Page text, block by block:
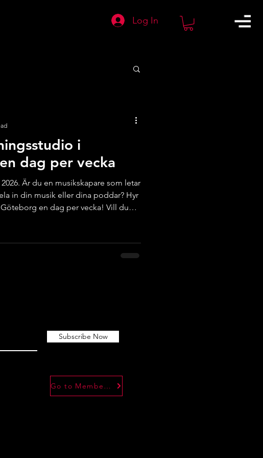
Log In
i
dag per vecka
Är du en musikskapare som letar
in din musik eller dina poddar? Hyr
en dag per vecka! Vill du
du vill kunna satsa seriöst på ditt
en bra studioyta som låter bra? Vi
Subscribe Now
Go to Member Forum